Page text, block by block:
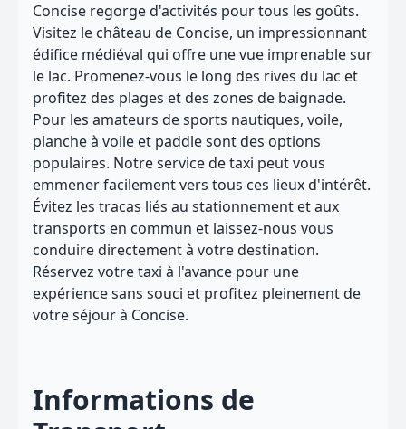
Concise regorge d'activités pour tous les goûts.
Visitez le château de Concise, un impressionnant
édifice médiéval qui offre une vue imprenable sur
le lac. Promenez-vous le long des rives du lac et
profitez des plages et des zones de baignade.
Pour les amateurs de sports nautiques, voile,
planche à voile et paddle sont des options
populaires. Notre service de taxi peut vous
emmener facilement vers tous ces lieux d'intérêt.
Évitez les tracas liés au stationnement et aux
transports en commun et laissez-nous vous
conduire directement à votre destination.
Réservez votre taxi à l'avance pour une
expérience sans souci et profitez pleinement de
votre séjour à Concise.
Informations de